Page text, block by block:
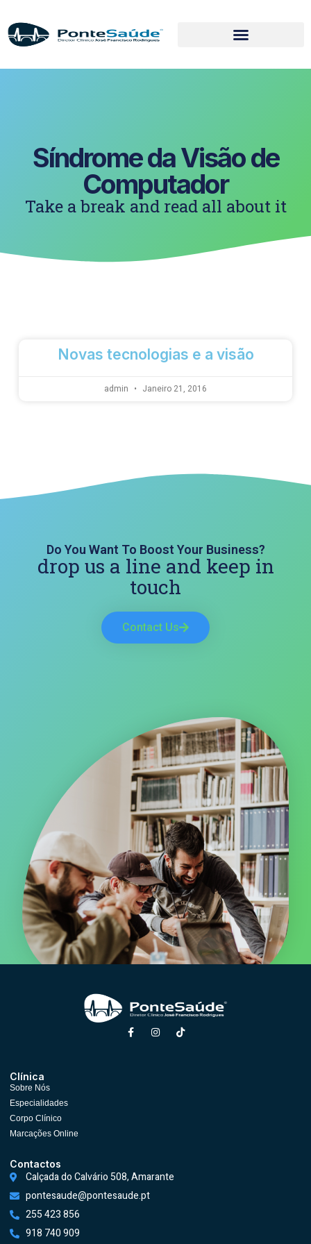
Síndrome da Visão de
Computador
Take a break and read all about it
Novas tecnologias e a visão
admin Janeiro 21, 2016
Do You Want To Boost Your Business?
drop us a line and keep in
touch
Contact Us
Clínica
Sobre Nós
Especialidades
Corpo Clínico
Marcações Online
Contactos
Calçada do Calvário 508, Amarante
pontesaude@pontesaude.pt
255 423 856
918 740 909